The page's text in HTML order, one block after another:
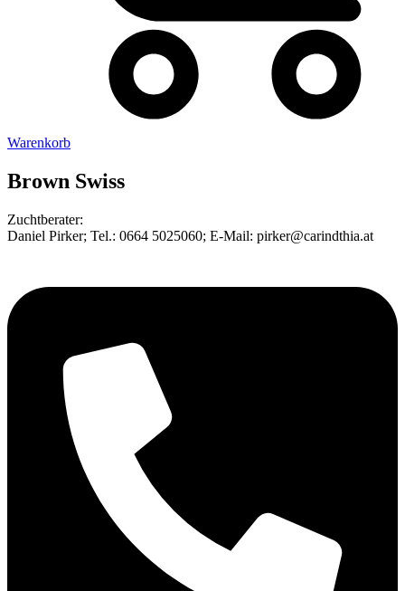
Warenkorb
Brown Swiss
Zuchtberater:
Daniel Pirker; Tel.: 0664 5025060; E-Mail: pirker@carindthia.at